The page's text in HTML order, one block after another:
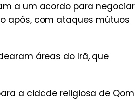
a um acordo para negociar
após, com ataques mútuos
áreas do Irã, que
a cidade religiosa de Qom